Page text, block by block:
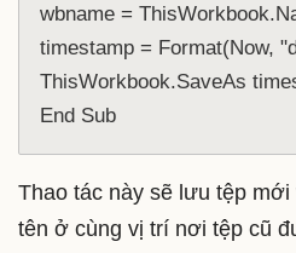
wbname =
timestamp = Format(Now,
ThisWorkbook.SaveAs
End Sub
Thao tác này sẽ lưu tệp
tên ở cùng vị trí nơi tệp cũ